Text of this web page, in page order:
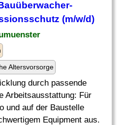
(m/w/d)
Altersvorsorge
durch passende
Arbeitsausstattung: Für
und auf der Baustelle
Equipment aus.